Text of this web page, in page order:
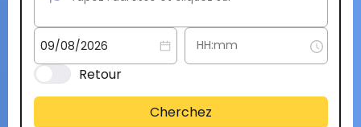
Retour
Cherchez